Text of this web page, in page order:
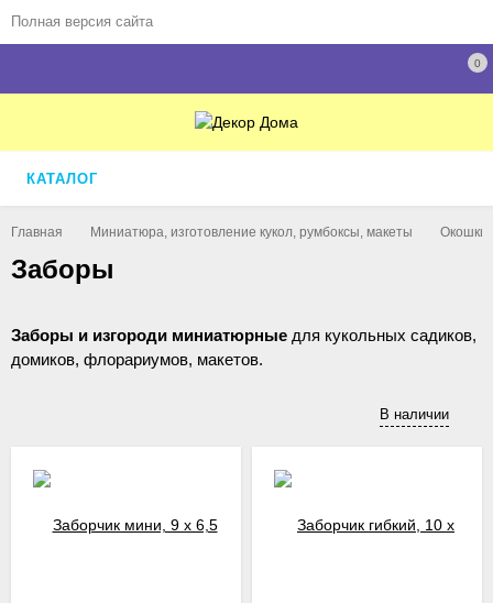
Полная версия сайта
0
КАТАЛОГ
Главная Миниатюра, изготовление кукол, румбоксы, макеты Окошки,
Заборы
Заборы и изгороди миниатюрные для кукольных садиков,
домиков, флорариумов, макетов.
В наличии